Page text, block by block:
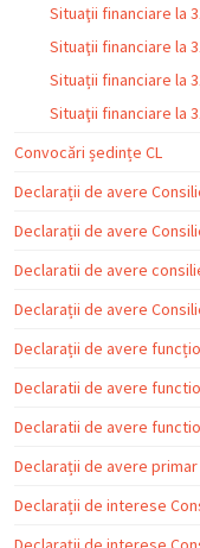
Situaţii financiare la
Situaţii financiare la
Situații financiare la
Situaţii financiare la
Convocări ședințe CL
Declarații de avere
Declarații de avere
Declaratii de avere
Declarații de avere
Declarații de avere
Declaratii de avere
Declaratii de avere
Declarații de avere primar
Declarații de interese